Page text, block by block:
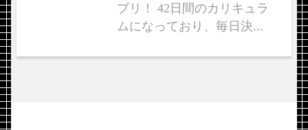
プリ！ 42日間のカリキュラ
ムになっており、毎日決...